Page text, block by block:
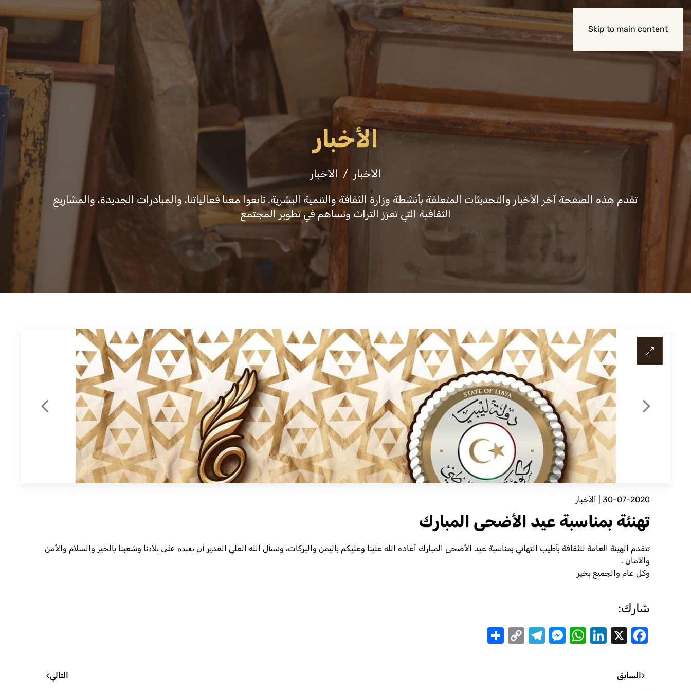
Skip to main content عن الوزارة التشريعات والقرارات
الأخبار
الأخبار الأخبار
تقدم هذه الصفحة آخر الأخبار والتحديثات المتعلقة بأنشطة وزارة الثقافة والتنمية البشرية. تابعوا معنا فعالياتنا، والمبادرات الجديدة، والمشاريع
الثقافية التي تعزز التراث وتساهم في تطوير المجتمع
30-07-2020 الأخبار
تهنئة بمناسبة عيد الأضحى المبارك
تتقدم الهيئة العامة للثقافة بأطيب التهاني بمناسبة عيد الأضحى المبارك أعاده الله علينا وعليكم باليمن والبركات، ونسأل الله العلي القدير أن ﻳﻌﻴﺪﻩ ﻋﻠﻰ ﺑﻼ‌ﺩﻧﺎ وشعبنا بالخير والسلام والأمن
والآمان .
وكل عام والجميع بخير
شارك:
Facebook
X
LinkedIn
WhatsApp
Messenger
Telegram
Copy
السابق التالي